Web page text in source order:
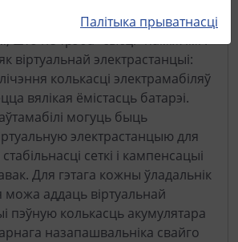
якая таксама будзе мець
што не трэба "сысці" паміж імі .
як віртуальнай электрастанцыі:
колькасці электрамабіляў
вялікая ёмістасць батарэі.
могуць быць
электрастанцыю для
сеткі і кампенсацыі
Для гэтага кожны ўладальнік
можа аддаць віртуальнай
пэўную колькасць акумулятара
назапашвальніка свайго
Палітыка прыватнасці